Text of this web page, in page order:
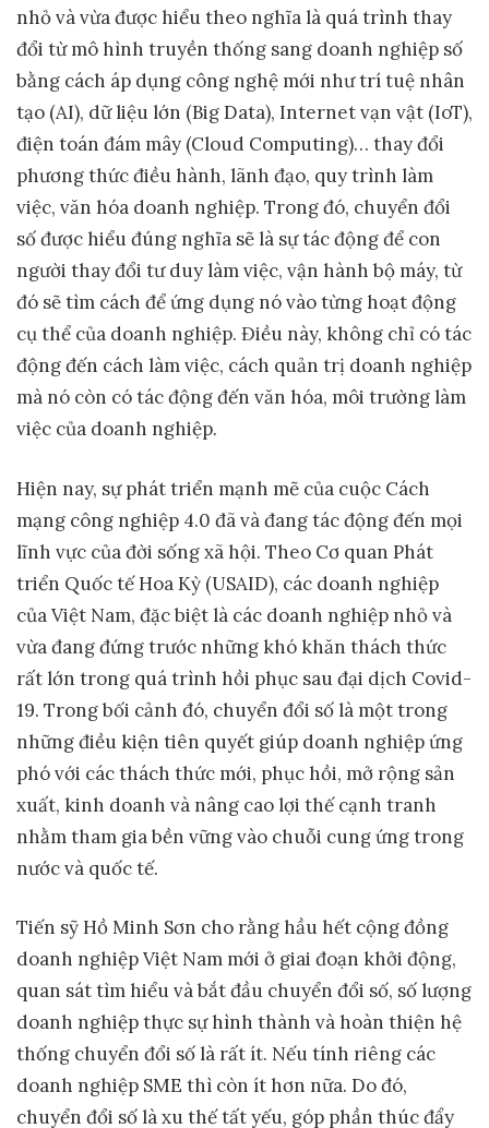
nhỏ và vừa được hiểu theo nghĩa là quá trình thay
đổi từ mô hình truyền thống sang doanh nghiệp số
bằng cách áp dụng công nghệ mới như trí tuệ nhân
tạo (AI), dữ liệu lớn (Big Data), Internet vạn vật (IoT),
điện toán đám mây (Cloud Computing)… thay đổi
phương thức điều hành, lãnh đạo, quy trình làm
việc, văn hóa doanh nghiệp. Trong đó, chuyển đổi
số được hiểu đúng nghĩa sẽ là sự tác động để con
người thay đổi tư duy làm việc, vận hành bộ máy, từ
đó sẽ tìm cách để ứng dụng nó vào từng hoạt động
cụ thể của doanh nghiệp. Điều này, không chỉ có tác
động đến cách làm việc, cách quản trị doanh nghiệp
mà nó còn có tác động đến văn hóa, môi trường làm
việc của doanh nghiệp.
Hiện nay, sự phát triển mạnh mẽ của cuộc Cách
mạng công nghiệp 4.0 đã và đang tác động đến mọi
lĩnh vực của đời sống xã hội. Theo Cơ quan Phát
triển Quốc tế Hoa Kỳ (USAID), các doanh nghiệp
của Việt Nam, đặc biệt là các doanh nghiệp nhỏ và
vừa đang đứng trước những khó khăn thách thức
rất lớn trong quá trình hồi phục sau đại dịch Covid-
19. Trong bối cảnh đó, chuyển đổi số là một trong
những điều kiện tiên quyết giúp doanh nghiệp ứng
phó với các thách thức mới, phục hồi, mở rộng sản
xuất, kinh doanh và nâng cao lợi thế cạnh tranh
nhằm tham gia bền vững vào chuỗi cung ứng trong
nước và quốc tế.
Tiến sỹ Hồ Minh Sơn cho rằng hầu hết cộng đồng
doanh nghiệp Việt Nam mới ở giai đoạn khởi động,
quan sát tìm hiểu và bắt đầu chuyển đổi số, số lượng
doanh nghiệp thực sự hình thành và hoàn thiện hệ
thống chuyển đổi số là rất ít. Nếu tính riêng các
doanh nghiệp SME thì còn ít hơn nữa. Do đó,
chuyển đổi số là xu thế tất yếu, góp phần thúc đẩy